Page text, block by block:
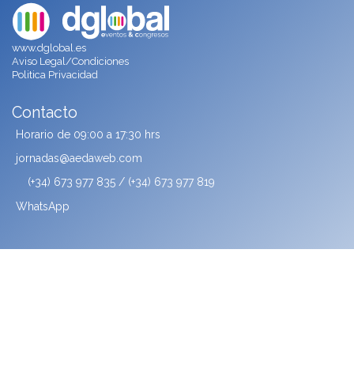
www.dglobal.es
Aviso Legal/Condiciones
Politica Privacidad
Contacto
Horario de 09:00 a 17:30 hrs
jornadas@aedaweb.com
(+34) 673 977 835 / (+34) 673 977 819
WhatsApp